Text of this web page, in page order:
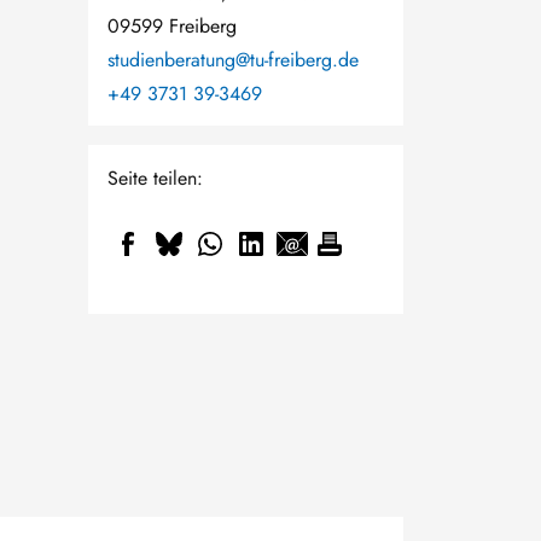
09599 Freiberg
studienberatung@tu-freiberg.de
+49 3731 39-3469
Seite teilen: